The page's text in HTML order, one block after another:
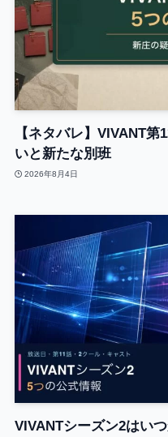
【ネタバレ】VIVANT
いと新たな別班
2026年8月4日
VIVANTシーズン2はい